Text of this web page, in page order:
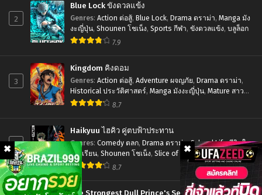
ตอน
ที่1-
ไทย+ซับ
ไทย
ชีวิต
นาง
ที่1-
12
ซับ
ไทย
2
Blue Lock ขังดวลแข้ง
Genres: Action ต่อสู้, Blue Lock, Drama ดราม่า, Manga มัง
งะญี่ปุ่น, Shounen โชเน็ง, Sports กีฬา, ขังดวลแข้ง, บลูล็อก
7.9
3
Kingdom คิงดอม
Genres: Action ต่อสู้, Adventure ผจญภัย, Drama ดราม่า,
Historical ประวัติศาสตร์, Manga มังงะญี่ปุ่น, Mature สาว
ใหญ่,Seinen เซเน็ง
8.7
4
Haikyuu ไฮคิว คู่ตบฟ้าประทาน
Genres: Comedy ตลก, Drama ดราม่า,School Life ชีวิตใน
โรงเรียน, Shounen โชเน็ง, Slice of Life รั้วโรงเรียน,
Sports กีฬา
8.7